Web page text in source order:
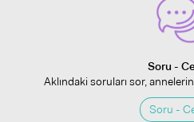
Soru -
Aklındaki soruları sor,
Soru -